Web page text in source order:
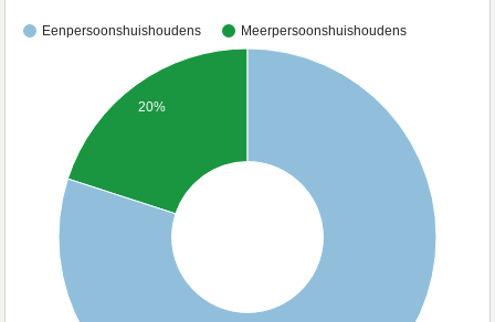
Eenpersoonshuishoudens Meerpersoonshuishoudens
20%